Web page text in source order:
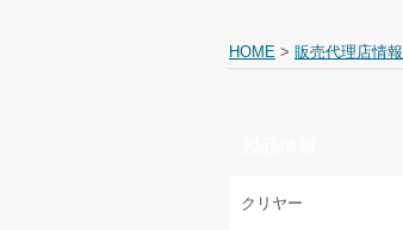
HOME > 販売代理店情報
クリヤー